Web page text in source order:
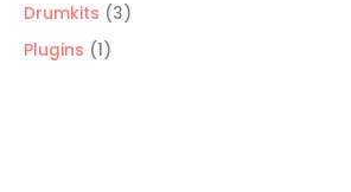
Drumkits 33
Plugins 11